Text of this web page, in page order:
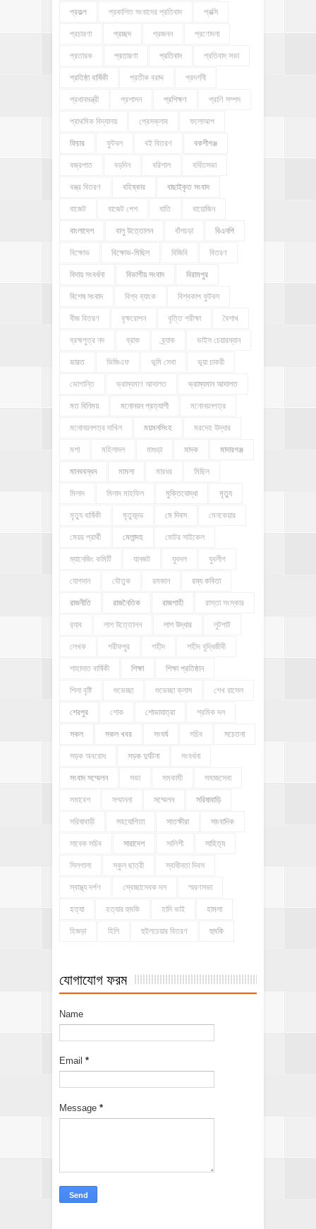
প্রকল্প প্রকাশিত সংবাদের প্রতিবাদ প্রক্সি
প্রচারণা প্রচ্ছদ প্রজনন প্রণোদনা
প্রতারক প্রতারণা প্রতিবাদ প্রতিবাদ সভা
প্রতিষ্ঠা বার্ষিকী প্রতীক বরাদ্দ প্রদর্শনী
প্রধানমন্ত্রী প্রশাসন প্রশিক্ষণ প্রাণি সম্পদ
প্রাথমিক বিদ্যালয় প্রেসক্লাব ফলোআপ
ফিচার ফুটবল বই বিতরণ বকশীগঞ্জ
বজ্রপাত বড়দিন বরিশাল বর্ধিতসভা
বস্ত্র বিতরণ বহিষ্কার বাছাইকৃত সংবাদ
বাজেট বাজেট পেশ বাতি বায়োজিন
বাংলাদেশ বালু উত্তোলন বাঁশচড়া বিএনপি
বিক্ষোভ বিক্ষোভ-মিছিল বিজিবি বিতরণ
বিদায় সংবর্ধনা বিভাগীয় সংবাদ বিরামপুর
বিশেষ সংবাদ বিশ্ব ব্যাংক বিশ্বকাপ ফুটবল
বীজ বিতরণ বৃক্ষরোপন বৃত্তি পরীক্ষা বৈশাখ
ব্রহ্মপুত্র নদ ব্রাক ব্র্যাক ভাইস চেয়ারম্যান
ভারত ভিজিএফ ভূমি সেবা ভূয়া চাকরী
ভোগান্তি ভ্রাম্যমাণ আদালত ভ্রাম্যমান আদালত
মত বিনিময় মনোনয়ন প্রত্যাশী মনোনয়নপত্র
মনোনয়নপত্র দাখিল ময়মনসিংহ মরদেহ উদ্ধার
মশা মহিলাদল মাগুড়া মাদক মাদারগঞ্জ
মানববন্ধন মামলা মারধর মিছিল
মিলাদ মিলাদ মাহফিল মুক্তিযোদ্ধা মৃত্যু
মৃত্যু বার্ষিকী মৃত্যুদন্ড মে দিবস মেনকেয়ার
মেয়র প্রার্থী মেলান্দহ মোটর সাইকেল
ম্যানেজিং কমিটি যানজট যুবদল যুবলীগ
যোগদান যৌতুক রমজান রম্য কবিতা
রাজনীতি রাজনৈতিক রাজশাহী রাস্তা সংস্কার
র‍্যাব লাশ উত্তোলন লাশ উদ্ধার লুটপাট
লেখক শরীফপুর শহীদ শহীদ বুদ্ধিজীবী
শাহাদাত বার্ষিকী শিক্ষা শিক্ষা প্রতিষ্ঠান
শিলা বৃষ্টি শুভেচ্ছা শুভেচ্ছা ক্লাস শেখ রাসেল
শেরপুর শোক শোভাযাত্রা শ্রমিক দল
সকল সকল খবর সংঘর্ষ সচিব সচেতনা
সড়ক অবরোধ সড়ক দুর্ঘটনা সংবর্ধনা
সংবাদ সম্মেলন সভা সমকামী সমাজসেবা
সমাবেশ সম্মাননা সম্মেলন সরিষাবাড়ি
সরিষাবাড়ী সহযোগিতা সাতক্ষীরা সাংবাদিক
সাবেক সচিব সারাদেশ সালিশী সাহিত্য
সিলগালা স্কুল ছাত্রী স্বাধীনতা দিবস
স্বাস্থ্য দর্পণ স্বেচ্ছাসেবক দল স্মরণসভা
হত্যা হত্যার হুমকি হাদি ভাই হামলা
হিজড়া হিলি হুইলচেয়ার বিতরণ হুমকি
যোগাযোগ ফরম
Name
Email *
Message *